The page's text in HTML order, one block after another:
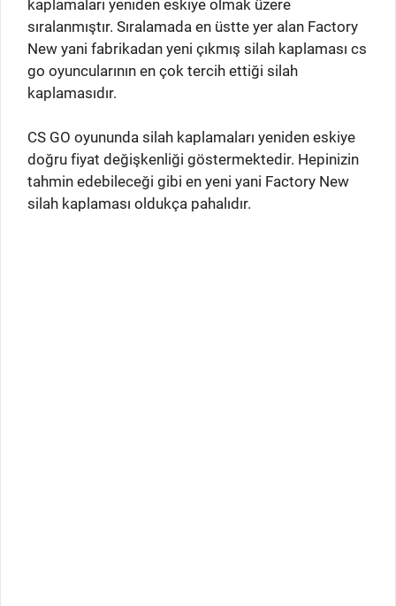
kaplamaları yeniden eskiye olmak üzere
sıralanmıştır. Sıralamada en üstte yer alan Factory
New yani fabrikadan yeni çıkmış silah kaplaması cs
go oyuncularının en çok tercih ettiği silah
kaplamasıdır.
CS GO oyununda silah kaplamaları yeniden eskiye
doğru fiyat değişkenliği göstermektedir. Hepinizin
tahmin edebileceği gibi en yeni yani Factory New
silah kaplaması oldukça pahalıdır.